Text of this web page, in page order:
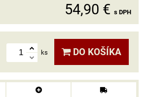
54,90 € s DPH
ks DO KOŠÍKA